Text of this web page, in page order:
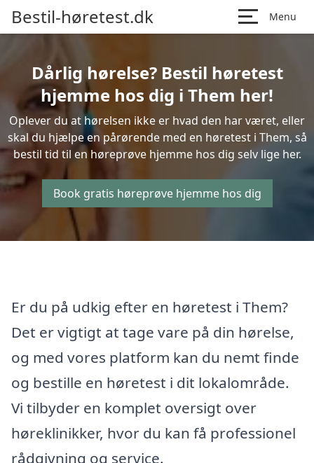
Bestil-høretest.dk Menu
Dårlig hørelse? Bestil høretest
hjemme hos dig i Them her!
Oplever du at hørelsen ikke er hvad den har været, eller
skal du hjælpe en pårørende med en høretest i Them, så
bestil tid til en høreprøve hjemme hos dig selv lige her.
Book gratis høreprøve hjemme hos dig
Er du på udkig efter en høretest i Them?
Det er vigtigt at tage vare på din hørelse,
og med vores platform kan du nemt finde
og bestille en høretest i dit lokalområde.
Vi tilbyder en komplet oversigt over
høreklinikker, hvor du kan få professionel
rådgivning og service.